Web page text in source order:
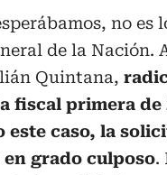
no es
de la Nación.
Quintana,
fiscal primera
este caso, la
grado culposo.